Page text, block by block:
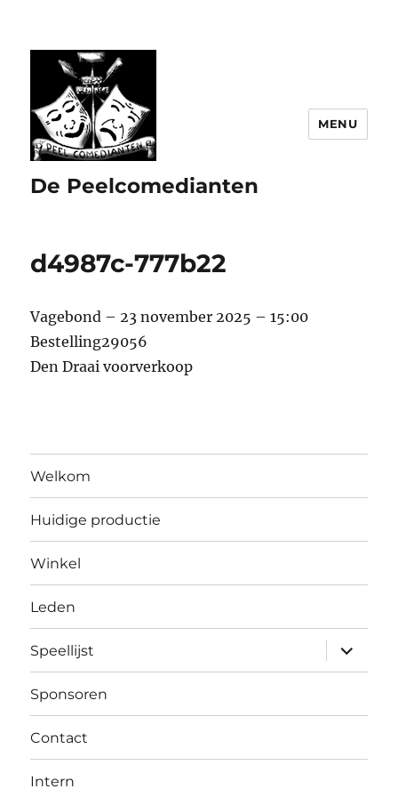
De Peelcomedianten
MENU
d4987c-777b22
Vagebond – 23 november 2025 – 15:00
Bestelling29056
Den Draai voorverkoop
Welkom
Huidige productie
Winkel
Leden
Speellijst
Sponsoren
Contact
Intern